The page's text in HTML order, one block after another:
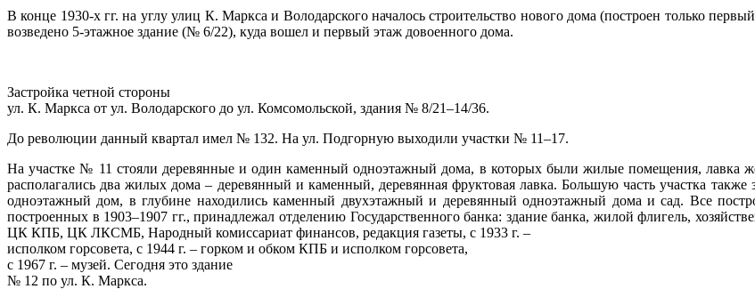
В конце 1930-х гг. на углу улиц К. Маркса и Володарского началось строительство нового дома (построен только
возведено 5-этажное здание (№ 6/22), куда вошел и первый этаж довоенного дома.
Застройка четной стороны
ул. К. Маркса от ул. Володарского до ул. Комсомольской, здания № 8/21–14/36.
До революции данный квартал имел № 132. На ул. Подгорную выходили участки № 11–17.
На участке № 11 стояли деревянные и один каменный одноэтажный дома, в которых были жилые помещения, лавка
располагались два жилых дома – деревянный и каменный, деревянная фруктовая лавка. Большую часть участка
одноэтажный дом, в глубине находились каменный двухэтажный и деревянный одноэтажный дома и сад. Все
построенных в 1903–1907 гг., принадлежал отделению Государственного банка: здание банка, жилой флигель,
ЦК КПБ, ЦК ЛКСМБ, Народный комиссариат финансов, редакция газеты, с 1933 г. –
исполком горсовета, с 1944 г. – горком и обком КПБ и исполком горсовета,
с 1967 г. – музей. Сегодня это здание
№ 12 по ул. К. Маркса.